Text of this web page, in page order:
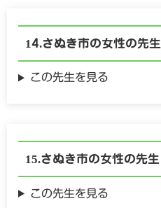
さぬき市の女性の先生
この先生を見る
さぬき市の女性の先生
この先生を見る